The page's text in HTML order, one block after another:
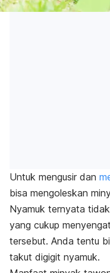
Untuk mengusir dan
bisa mengoleskan
Nyamuk ternyata
yang cukup
tersebut. Anda tentu
takut digigit nyamuk.